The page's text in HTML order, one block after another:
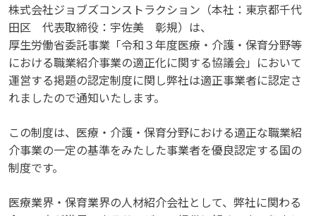
株式会社ジョブズコンストラクション（本社：東京都千代
田区 代表取締役：宇佐美 彰規）は、
厚生労働省委託事業「令和３年度医療・介護・保育分野等
における職業紹介事業の適正化に関する協議会」において
運営する掲題の認定制度に関し弊社は適正事業者に認定さ
れましたので通知いたします。
この制度は、医療・介護・保育分野における適正な職業紹
介事業の一定の基準をみたした事業者を優良認定する国の
制度です。
医療業界・保育業界の人材紹介会社として、弊社に関わる